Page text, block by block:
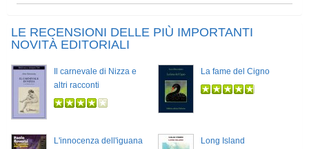
LE RECENSIONI DELLE PIÙ IMPORTANTI
NOVITÀ EDITORIALI
Il carnevale di Nizza e
altri racconti
La fame del Cigno
L'innocenza dell'iguana Long Island